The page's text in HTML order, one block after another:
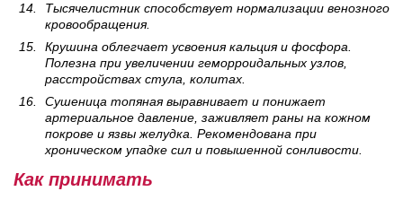
Тысячелистник способствует нормализации венозного
кровообращения.
Крушина облегчает усвоения кальция и фосфора.
Полезна при увеличении геморроидальных узлов,
расстройствах стула, колитах.
Сушеница топяная выравнивает и понижает
артериальное давление, заживляет раны на кожном
покрове и язвы желудка. Рекомендована при
хроническом упадке сил и повышенной сонливости.
Как принимать